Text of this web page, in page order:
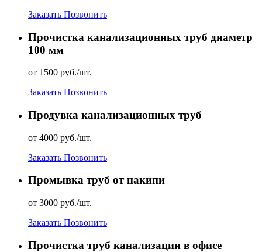
Заказать Позвонить
Прочистка канализационных труб диаметр
100 мм
от 1500 руб./шт.
Заказать Позвонить
Продувка канализационных труб
от 4000 руб./шт.
Заказать Позвонить
Промывка труб от накипи
от 3000 руб./шт.
Заказать Позвонить
Прочистка труб канализации в офисе